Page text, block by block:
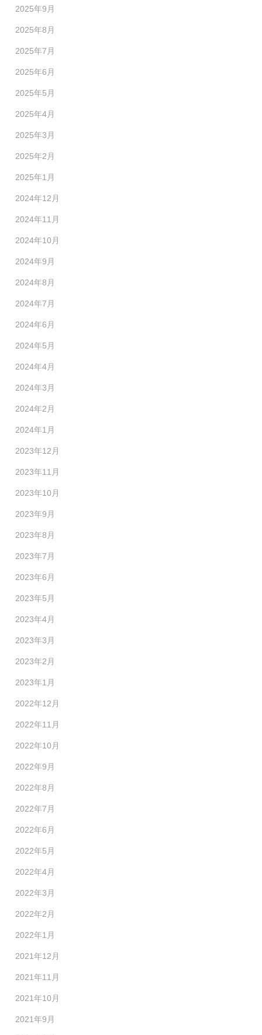
2025年9月
2025年8月
2025年7月
2025年6月
2025年5月
2025年4月
2025年3月
2025年2月
2025年1月
2024年12月
2024年11月
2024年10月
2024年9月
2024年8月
2024年7月
2024年6月
2024年5月
2024年4月
2024年3月
2024年2月
2024年1月
2023年12月
2023年11月
2023年10月
2023年9月
2023年8月
2023年7月
2023年6月
2023年5月
2023年4月
2023年3月
2023年2月
2023年1月
2022年12月
2022年11月
2022年10月
2022年9月
2022年8月
2022年7月
2022年6月
2022年5月
2022年4月
2022年3月
2022年2月
2022年1月
2021年12月
2021年11月
2021年10月
2021年9月